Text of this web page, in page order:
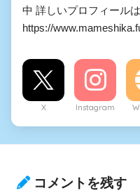
中 詳しいプロフィール
https://
X Instagram
コメントを残す